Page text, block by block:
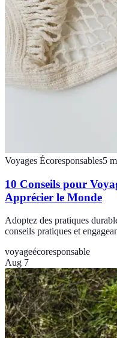
Voyages Écoresponsables5
10 Conseils pour
Apprécier le Monde
Adoptez des pratiques
conseils pratiques et
voyageécoresponsable
Aug 7